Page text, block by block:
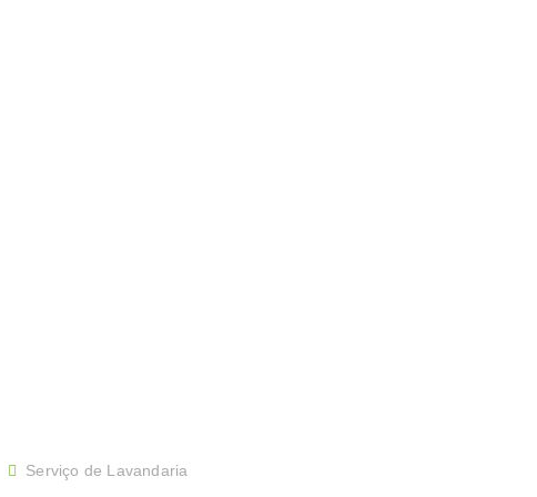
Serviço de Lavandaria